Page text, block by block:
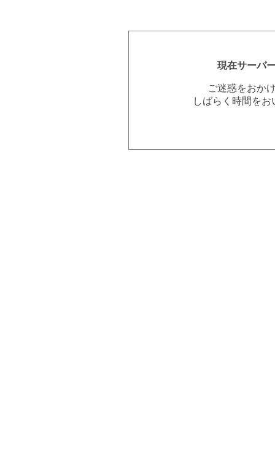
現在サーバ
ご迷惑をおか
しばらく時間を